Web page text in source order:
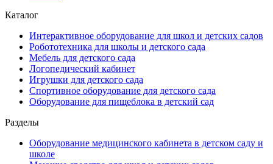
Каталог
Интерактивное оборудование для школ и детских садов
Робототехника для школы и детского сада
Мебель для детского сада
Логопедический кабинет
Игрушки для детского сада
Спортивное оборудование для детского сада
Оборудование для пищеблока в детский сад
Разделы
Оборудование медицинского кабинета в детском саду и
школе